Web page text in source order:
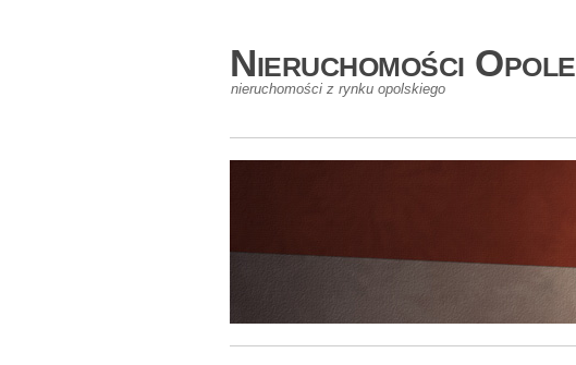
Nieruchomości Opole
nieruchomości z rynku opolskiego